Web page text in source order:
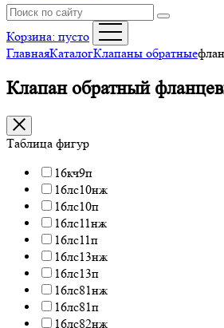
Корзина: пусто
ГлавнаяКаталогКлапаны обратные
Клапан обратный
Таблица фигур
16кч9п
16лс10нж
16лс10п
16лс11нж
16лс11п
16лс13нж
16лс13п
16лс81нж
16лс81п
16лс82нж